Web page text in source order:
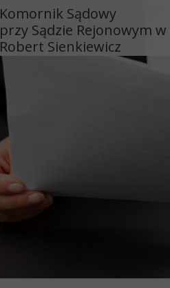
Komornik Sądowy
przy Sądzie Rejonowym
Robert Sienkiewicz